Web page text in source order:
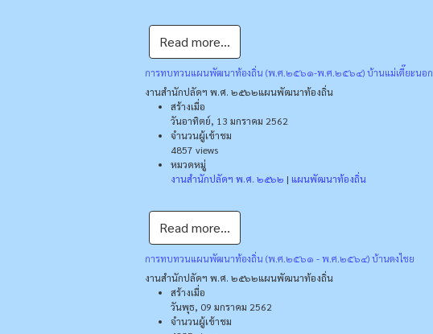
Read more...
การทบทวนแผนพัฒนาท้องถิ่น (พ.ศ.๒๕๖๑-พ.ศ.๒๕๖๔) บ้านแม่เตี๊ยะนอก
งานสำนักปลัดฯ พ.ศ. ๒๕๖๒แผนพัฒนาท้องถิ่น
สร้างเมื่อ
วันอาทิตย์, 13 มกราคม 2562
จำนวนผู้เข้าชม
4857 views
หมวดหมู่
งานสำนักปลัดฯ พ.ศ. ๒๕๖๒ | แผนพัฒนาท้องถิ่น
Read more...
การทบทวนแผนพัฒนาท้องถิ่น (พ.ศ.๒๕๖๑ - พ.ศ.๒๕๖๔) บ้านดงไชย
งานสำนักปลัดฯ พ.ศ. ๒๕๖๒แผนพัฒนาท้องถิ่น
สร้างเมื่อ
วันพุธ, 09 มกราคม 2562
จำนวนผู้เข้าชม